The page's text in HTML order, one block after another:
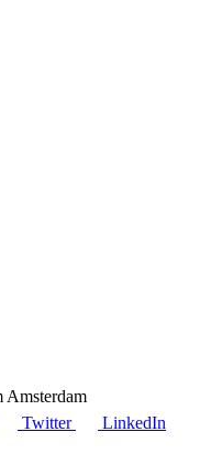
Amsterdam
Twitter LinkedIn